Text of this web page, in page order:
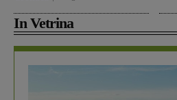
In Vetrina